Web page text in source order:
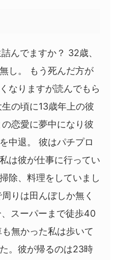
んでますか？ 32歳、
し。 もう死んだ方が
なりますが読んでもら
の頃に13歳年上の彼
恋愛に夢中になり彼
中退。 彼はパチプロ
は彼が仕事に行ってい
除、料理をしていまし
りは田んぼしか無く
スーパーまで徒歩40
無かった私は歩いて
。彼が帰るのは23時